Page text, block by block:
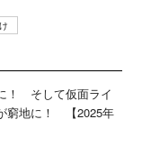
！ そして仮面ライ
窮地に！ 【2025年